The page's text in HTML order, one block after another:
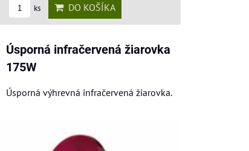
ks DO KOŠÍKA
Úsporná infračervená žiarovka
175W
Úsporná výhrevná infračervená žiarovka.